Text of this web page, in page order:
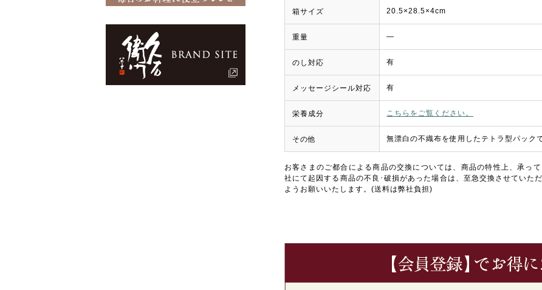
箱サイズ 20.5×28.5×4cm
重量 ―
のし対応 有
メッセージシール対応 有
栄養成分 こちらをご覧ください。
その他 無漂白の不織布を使用したテトラ型パック
お客さまのご都合による商品の交換については、商品の特性上、承っ
社にて起因する商品の不良･破損があった場合は、至急交換させていた
ようお願いいたします。(送料は弊社負担)